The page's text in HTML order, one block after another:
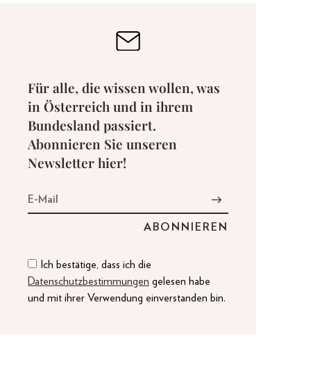
Für alle, die wissen wollen, was
in Österreich und in ihrem
Bundesland passiert.
Abonnieren Sie unseren
Newsletter hier!
Ich bestätige, dass ich die
Datenschutzbestimmungen gelesen habe
und mit ihrer Verwendung einverstanden bin.